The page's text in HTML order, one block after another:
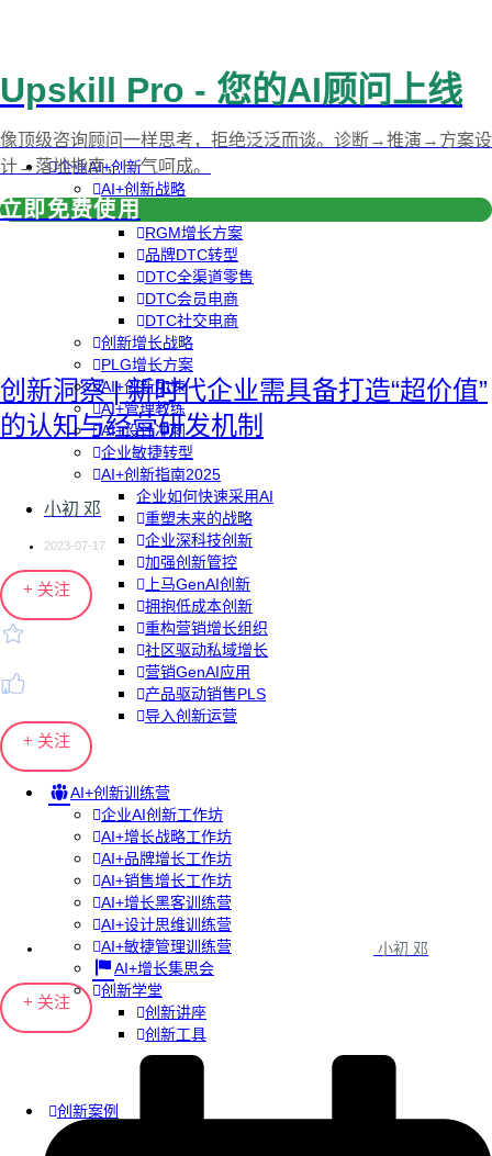
企业AI+创新
AI+创新战略
品牌DTC方案
RGM增长方案
品牌DTC转型
DTC全渠道零售
DTC会员电商
DTC社交电商
创新增长战略
PLG增长方案
AI+创新加速
AI+管理教练
AI+设计冲刺
企业敏捷转型
AI+创新指南2025
企业如何快速采用AI
重塑未来的战略
企业深科技创新
加强创新管控
上马GenAI创新
拥抱低成本创新
重构营销增长组织
社区驱动私域增长
营销GenAI应用
产品驱动销售PLS
导入创新运营
AI+创新训练营
企业AI创新工作坊
AI+增长战略工作坊
AI+品牌增长工作坊
AI+销售增长工作坊
AI+增长黑客训练营
AI+设计思维训练营
AI+敏捷管理训练营
AI+增长集思会
创新学堂
创新讲座
创新工具
创新案例
Upskill Pro - 您的AI顾问上线
像顶级咨询顾问一样思考，拒绝泛泛而谈。诊断→推演→方案设
计→落地指南，一气呵成。
立即免费使用
创新洞察 | 新时代企业需具备打造“超价值”
的认知与经营研发机制
小初 邓
2023-07-17
+ 关注
+ 关注
小初 邓
+ 关注